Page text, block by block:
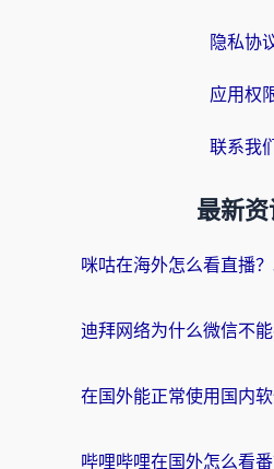
隐私协
应用权
联系我们
最新资